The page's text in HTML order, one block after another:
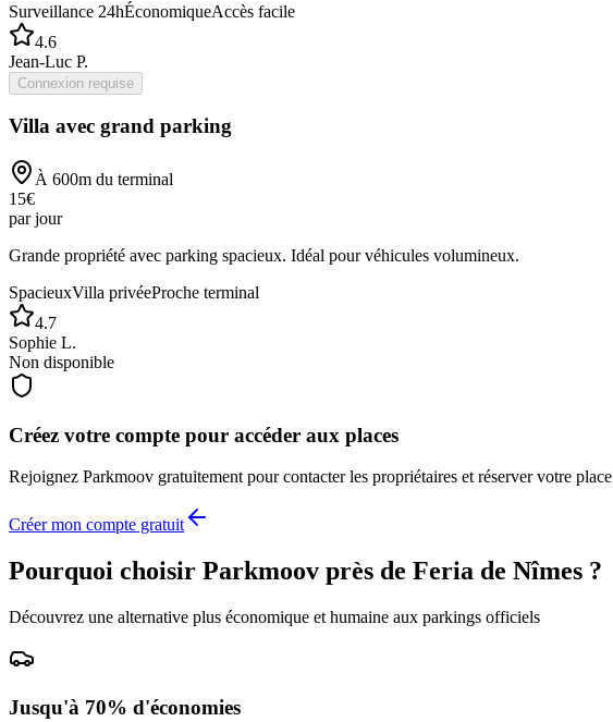
Surveillance 24hÉconomiqueAccès facile
4.6
Jean-Luc P.
Connexion requise
Villa avec grand parking
À 600m du terminal
15€
par jour
Grande propriété avec parking spacieux. Idéal pour véhicules volumineux.
SpacieuxVilla privéeProche terminal
4.7
Sophie L.
Non disponible
Créez votre compte pour accéder aux places
Rejoignez Parkmoov gratuitement pour contacter les propriétaires et réserver votre place
Créer mon compte gratuit
Pourquoi choisir Parkmoov près de Feria de Nîmes ?
Découvrez une alternative plus économique et humaine aux parkings officiels
Jusqu'à 70% d'économies